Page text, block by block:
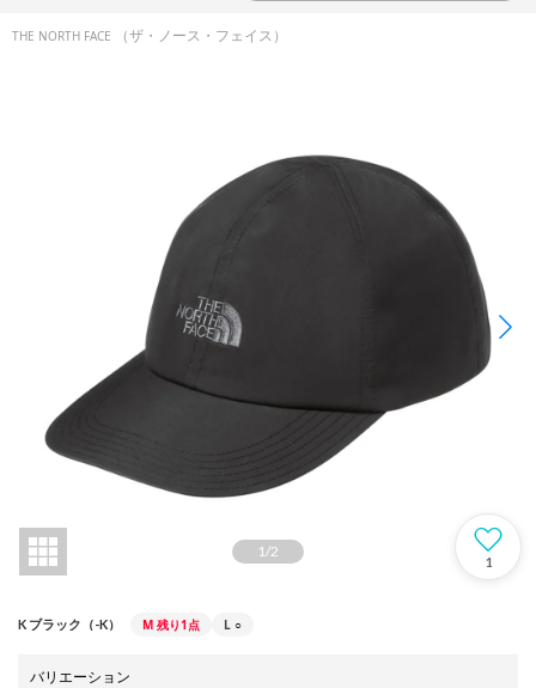
THE NORTH FACE （ザ・ノース・フェイス）
1 /2
1
K ブラック（-K） M 残り1点 L ○
バリエーション